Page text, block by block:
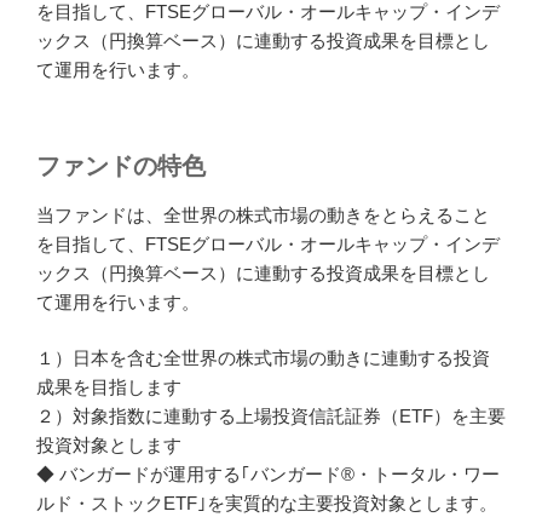
を目指して、FTSEグローバル・オールキャップ・インデ
ックス（円換算ベース）に連動する投資成果を目標とし
て運用を行います。
ファンドの特色
当ファンドは、全世界の株式市場の動きをとらえること
を目指して、FTSEグローバル・オールキャップ・インデ
ックス（円換算ベース）に連動する投資成果を目標とし
て運用を行います。
１）日本を含む全世界の株式市場の動きに連動する投資
成果を目指します
２）対象指数に連動する上場投資信託証券（ETF）を主要
投資対象とします
◆ バンガードが運用する｢バンガード®・トータル・ワー
ルド・ストックETF｣を実質的な主要投資対象とします。